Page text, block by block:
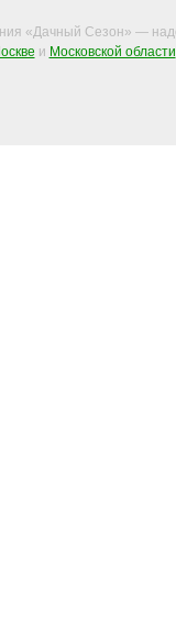
«Дачный Сезон» —
и Московской области